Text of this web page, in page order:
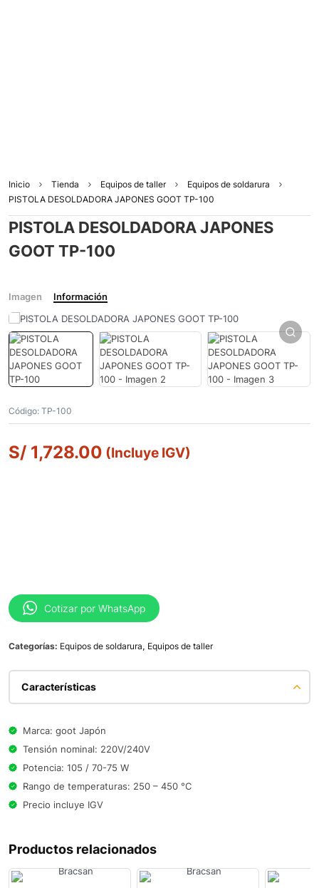
Inicio Tienda Equipos de taller
Equipos de soldarura
PISTOLA DESOLDADORA JAPONES GOOT TP-100
PISTOLA DESOLDADORA JAPONES
GOOT TP-100
Imagen Información
Código: TP-100
S/ 1,728.00 (Incluye IGV)
Cotizar por WhatsApp
Categorías: Equipos de soldarura, Equipos de taller
Características
Marca: goot Japón
Tensión nominal: 220V/240V
Potencia: 105 / 70-75 W
Rango de temperaturas: 250 – 450 °C
Precio incluye IGV
Productos relacionados